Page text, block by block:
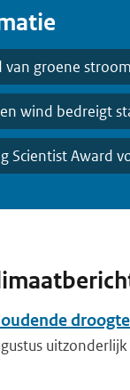
van groene stroom
wind bedreigt
Scientist Award
uitzonderlijk